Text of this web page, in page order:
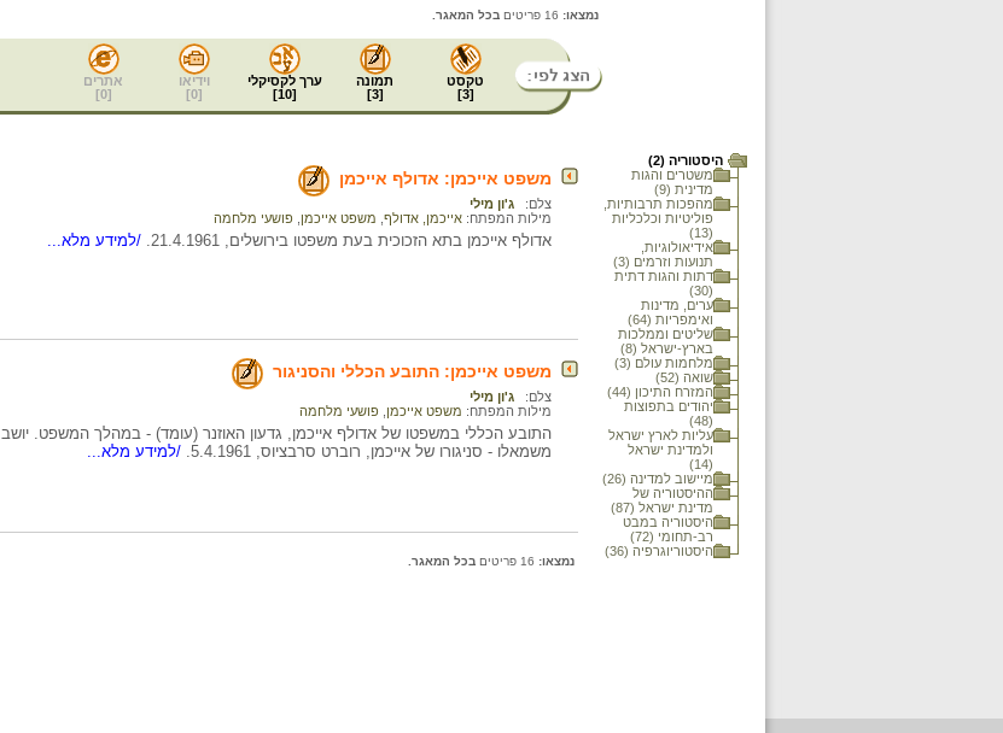
נמצאו:
בכל המאגר.
טקסט
[
3
]
תמונה
[
3
]
ערך לקסיקלי
[
10
]
וידיאו
[
0
]
אתרים
[
0
]
היסטוריה (2)
משטרים והגות
מדינית (9)
מהפכות תרבותיות,
פוליטיות וכלכליות
(13)
אידיאולוגיות,
תנועות וזרמים (3)
דתות והגות דתית
(30)
ערים, מדינות
ואימפריות (64)
שליטים וממלכות
בארץ-ישראל (8)
מלחמות עולם (3)
שואה (52)
המזרח התיכון (44)
יהודים בתפוצות
(48)
עליות לארץ ישראל
ולמדינת ישראל
(14)
מיישוב למדינה (26)
ההיסטוריה של
מדינת ישראל (87)
היסטוריה במבט
רב-תחומי (72)
היסטוריוגרפיה (36)
משפט אייכמן: אדולף אייכמן
צלם:
ג'ון מילי
מילות המפתח: אייכמן, אדולף משפט אייכמן פושעי מלחמה
אדולף אייכמן בתא הזכוכית בעת משפטו בירושלים, 21.4.1961. /למידע מלא...
משפט אייכמן: התובע הכללי והסניגור
צלם:
ג'ון מילי
מילות המפתח: משפט אייכמן פושעי מלחמה
התובע הכללי במשפטו של אדולף אייכמן, גדעון האוזנר (עומד) - במהלך המשפט. יושב
משמאלו - סניגורו של אייכמן, רוברט סרבציוס, 5.4.1961.
/למידע מלא...
נמצאו:
בכל המאגר.